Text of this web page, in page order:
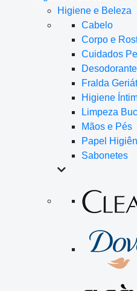
Higiene e Beleza
Cabelo
Corpo e
Cuidados
Fralda
Higiene
Limpeza
Mãos e Pés
Papel
Sabonetes